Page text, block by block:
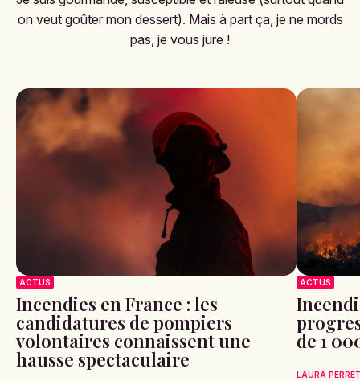
on veut goûter mon dessert). Mais à part ça, je ne mords
pas, je vous jure !
ACTUS
Incendies en France : les
candidatures de pompiers
volontaires connaissent une
hausse spectaculaire
ACTUS
de 1
LAURA